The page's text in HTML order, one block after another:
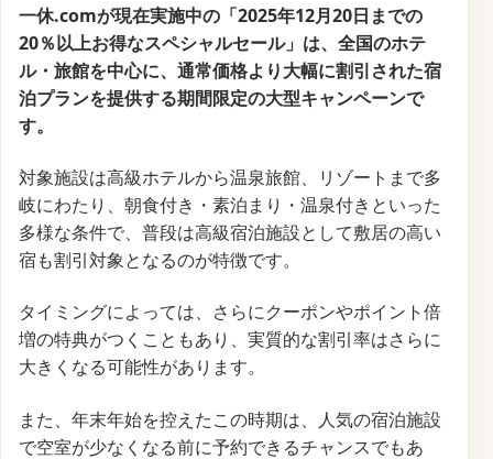
サービス名
開始時期
未定
終了時期
未定
割引内容
特別セール
一休.comの「直前割引キャンペーン」は、急な旅行や
出張の際に、通常よりもお得な料金で宿泊予約ができ
る特別なプランです。
このキャンペーンでは、全国のホテルや旅館が参加し